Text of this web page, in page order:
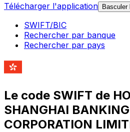
Télécharger l'application
Basculer
SWIFT/BIC
Rechercher par banque
Rechercher par pays
Le code SWIFT de
SHANGHAI BANKING
CORPORATION